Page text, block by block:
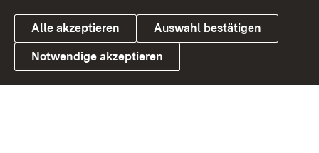
Link zum Landesportal
Alle akzeptieren Auswahl bestätigen
Notwendige akzeptieren